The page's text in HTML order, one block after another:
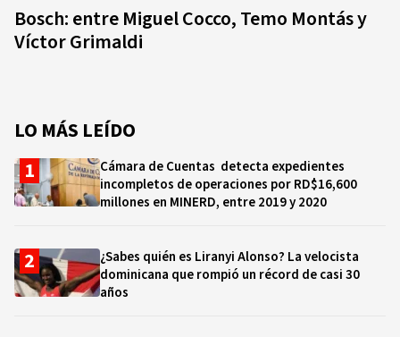
Bosch: entre Miguel Cocco, Temo Montás y
Víctor Grimaldi
LO MÁS LEÍDO
Cámara de Cuentas detecta expedientes
incompletos de operaciones por RD$16,600
millones en MINERD, entre 2019 y 2020
¿Sabes quién es Liranyi Alonso? La velocista
dominicana que rompió un récord de casi 30
años